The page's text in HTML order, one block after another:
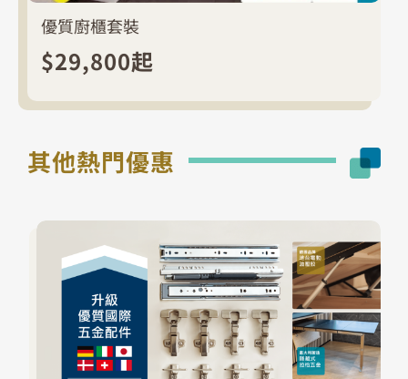
優質廚櫃套裝
$29,800起
其他熱門優惠